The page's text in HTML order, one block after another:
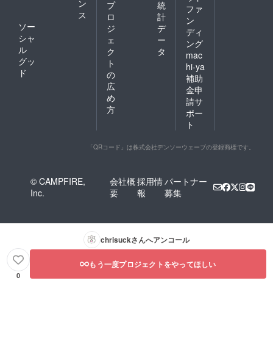
ン
ス
ソー
シャ
ル
グッ
ド
プ
ロ
ジ
ェ
ク
ト
の
広
め
方
統
計
デ
ー
タ
ファ
ン
ディ
ング
mac
hi-ya
補助
金申
請サ
ポー
ト
「QRコード」は株式会社デンソーウェーブの登録商標です。
© CAMPFIRE,
Inc.
会社概
要
採用情
報
パートナー
募集
chrisuckさんへアンコール
0
もう一度プロジェクトをやってほしい